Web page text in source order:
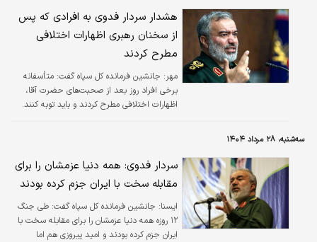
هشدار سردار فدوی به افرادی که پس
از سخنان رهبری اظهارات اختلافی
مطرح کردند
مهر: جانشین فرمانده کل سپاه گفت: متأسفانه
برخی افراد روز بعد از صحبت‌های حضرت آقا،
اظهارات اختلافی مطرح کردند و باید توبه کنند.
سه‌شنبه، ۲۸ مرداد ۱۴۰۴
سردار فدوی: همه دنیا عزمشان را برای
مقابله سخت با ایران جزم کرده بودند
ايسنا: جانشین فرمانده کل سپاه گفت: طی جنگ
۱۲ روزه همه دنیا عزمشان را برای مقابله سخت با
ایران جزم کرده بودند و امید پیروزی هم اما